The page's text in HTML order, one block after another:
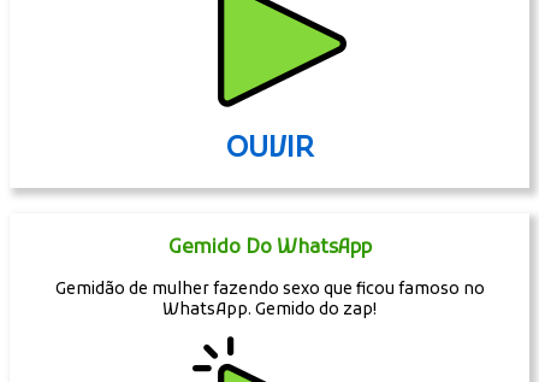
OUVIR
Gemido Do WhatsApp
Gemidão de mulher fazendo sexo que ficou famoso no
WhatsApp. Gemido do zap!